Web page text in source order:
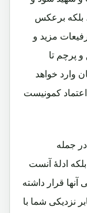
بلکه برعکس
مزید و
پرچم تا
وارد خواهد
کمونیست
جمله
ادلۀ آنست
قرار داشته
نزدیکی شما با